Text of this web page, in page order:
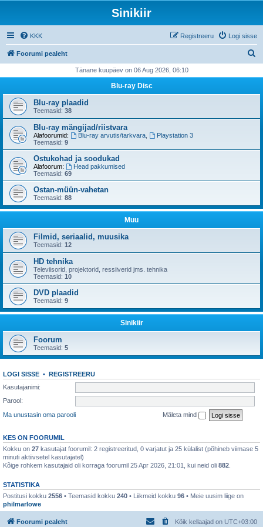
Sinikiir
KKK Logi sisse
Registreeru
Foorumi pealeht
i
Tänane kuupäev on 06 Aug 2026, 06:10
Blu-ray Disc
Blu-ray plaadid
Teemasid: 38
Blu-ray mängijad/riistvara
Alafoorumid: Blu-ray arvutis/tarkvara,
Playstation 3
Teemasid: 9
Ostukohad ja soodukad
Alafoorum:
Head pakkumised
Teemasid: 69
Ostan-müün-vahetan
Teemasid: 88
Muu
Filmid, seriaalid, muusika
Teemasid: 12
HD tehnika
Televiisorid, projektorid, ressiiverid jms. tehnika
Teemasid: 10
DVD plaadid
Teemasid: 9
Sinikiir
Foorum
Teemasid: 5
LOGI SISSE • REGISTREERU
Kasutajanimi:
Parool:
Ma unustasin oma parooli
Mäleta mind
KES ON FOORUMIL
Kokku on 27 kasutajat foorumil: 2 registreeritud, 0 varjatut ja 25 külalist (põhineb viimase 5
minuti aktiivsetel kasutajatel)
Kõige rohkem kasutajaid oli korraga foorumil 25 Apr 2026, 21:01, kui neid oli 882
STATISTIKA
Postitusi kokku 2556 • Teemasid kokku 240 • Liikmeid kokku 96 • Meie uusim liige on
philmarlowe
Foorumi pealeht Kõik kellaajad on UTC+03:00